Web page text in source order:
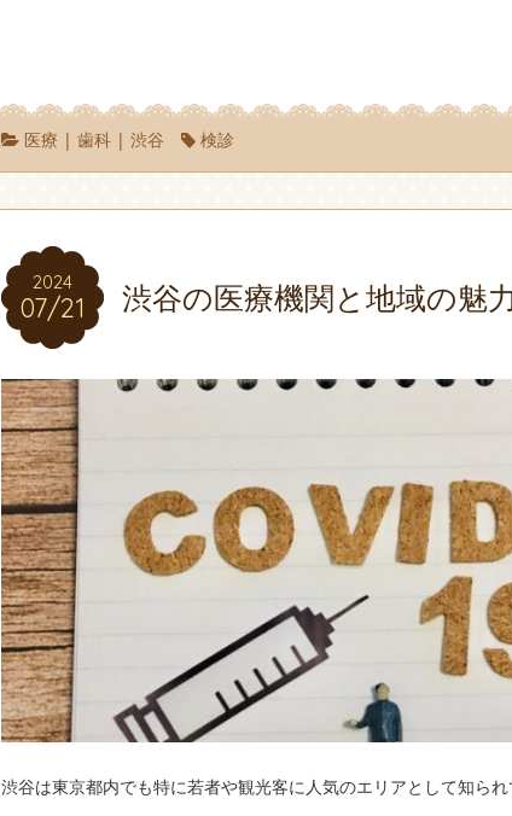
医療 |歯科 |渋谷 検診
2024
07/21
2024
07/21 渋谷の医療機関と地域の魅
渋谷は東京都内でも特に若者や観光客に人気のエリアとして知られ